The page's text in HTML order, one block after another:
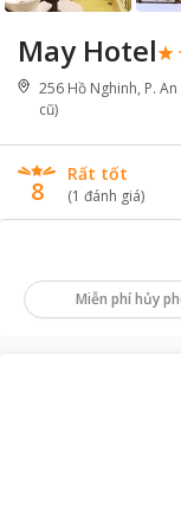
May Hotel
256 Hồ Nghinh, P.
cũ)
8
Rất tốt
(1 đánh giá)
Miễn phí hủy